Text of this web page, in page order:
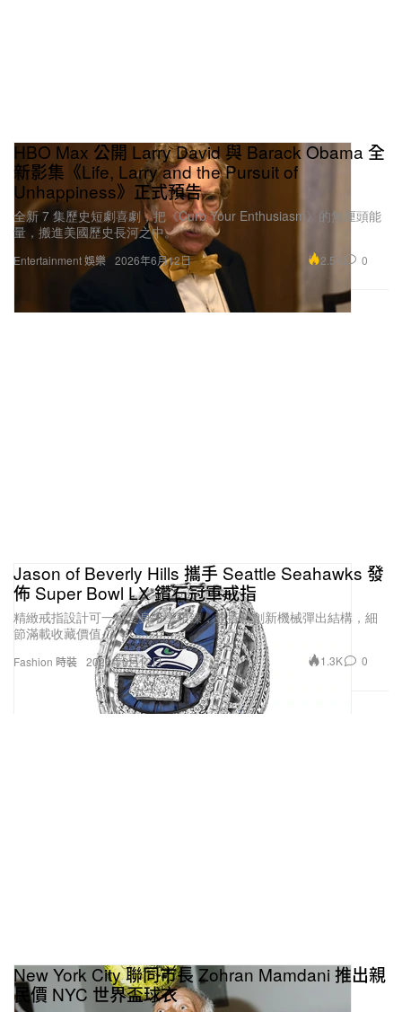
Entertainment 娛樂
HBO Max 公開 Larry David 與 Barack Obama 全
新影集《Life, Larry and the Pursuit of
Unhappiness》正式預告
全新 7 集歷史短劇喜劇，把《Curb Your Enthusiasm》的無厘頭能
量，搬進美國歷史長河之中。
2026年6月12日 2.5K 0
Fashion 時裝
Jason of Beverly Hills 攜手 Seattle Seahawks 發
佈 Super Bowl LX 鑽石冠軍戒指
精緻戒指設計可一秒變身吊墜項鍊，並搭載創新機械彈出結構，細
節滿載收藏價值。
2026年6月12日 1.3K 0
New York City 聯同市長 Zohran Mamdani 推出親
民價 NYC 世界盃球衣